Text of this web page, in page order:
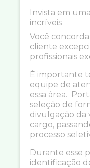
Invista em
incríveis
Você
cliente
profissionais
É importante
equipe de
essa área.
seleção de
divulgação da
cargo,
processo
Durante esse
identificação